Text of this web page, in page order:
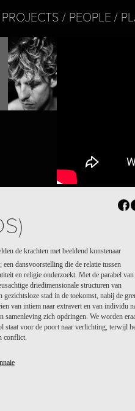
PROJECTS PEOPLE
de krachten met beeldend kunstenaar
een dansvoorstelling die de relatie tussen
en religie onderzoekt. Met de parabel van
driedimensionale structuren van
stad in de toekomst, nabij de
van intiem naar extravert en van individu
zich opdringen. We worden
staat voor de poort naar verlichting, terwijl
conflict.